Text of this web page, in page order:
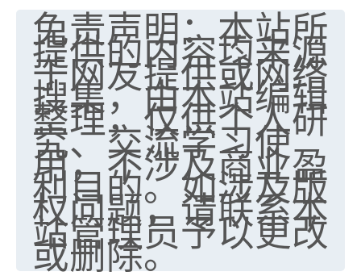
免责声明：本站所
提供的内容均来源
于网友提供或网络
搜集，由本站编辑
整理，仅供个人研
究、交流学习使
用，不涉及商业盈
利目的。如涉及版
权问题，请联系本
站管理员予以更改
或删除。